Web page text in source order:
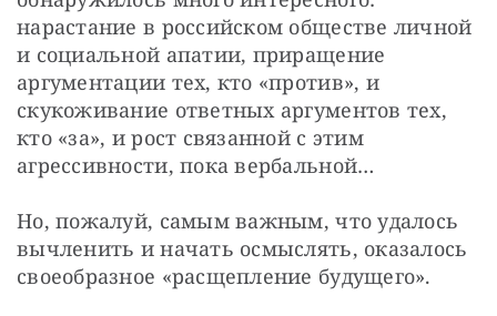
нарастание в российском обществе личной
и социальной апатии, приращение
аргументации тех, кто «против», и
скукоживание ответных аргументов тех,
кто «за», и рост связанной с этим
агрессивности, пока вербальной…
Но, пожалуй, самым важным, что удалось
вычленить и начать осмыслять, оказалось
своеобразное «расщепление будущего».